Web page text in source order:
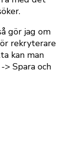
gör jag om
rekryterare
kan man
Spara och